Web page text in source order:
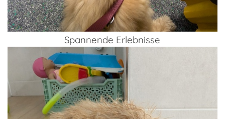
Spannende Erlebnisse